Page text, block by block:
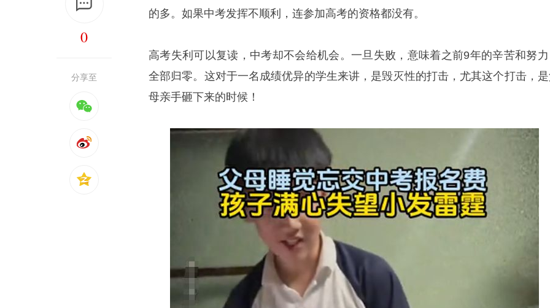
0
分享至
的多。如果中考发挥不顺利，连参加高考的资格都没有。
高考失利可以复读，中考却不会给机会。一旦失败，意味着之前9年的辛苦和努
全部归零。这对于一名成绩优异的学生来讲，是毁灭性的打击，尤其这个打击，
母亲手砸下来的时候！